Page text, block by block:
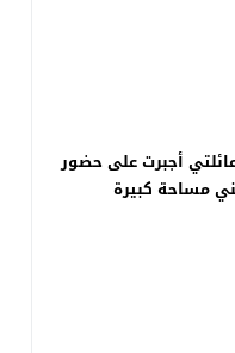
أجبرت على حضور
مساحة كبيرة